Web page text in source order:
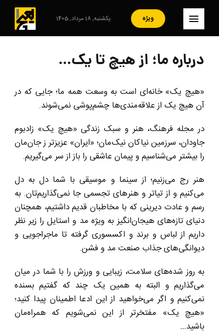
contentکنترلر
صفحه‌بندی
– ایران
– سبک زندگی
– فرهنگ و هنر
– هنرمندان
– آرشیو
– تماس با ما
ویژه یکشنبه, 18 مرداد, 1405
درباره ما؛ از هیچ تا یک…
«هیچ یک» خانه‌ای است به وسعت همه‌ ما؛ جایی که در
آن هیچ یک از علاقه‌مندی‌ها چشم‌پوشی نمی‌شوند.
در مجله فرهنگ، هنر و سبک زندگی‌ «هیچ یک» زادبوم
جاودان، سرزمین نیاکان نیک‌‌‌‌مان؛ «ایران» عزیزتر ز جان‌‌مان
را بیشتر می‌شناسیم و پیمان عاشقی را باز از سر می‌گیریم.
هنر رج می‌زنیم؛ از سینما و موسیقی با شما دل به دل
می‌کنیم و از تیاتر و هنرهای تجسمی جا نمی‌گذاریم‌تان. به
رسم و عادت دیرینی که با مخاطبان قدیم داشتیم، همچنان
دنیای تازه‌های هیجان‌انگیز به ویژه مد و استایل را زیر نظر
داریم از لباس و برند و اکسسوری گرفته تا ماجراجویی و
دیوانگی‌های جذاب صنعت مد و فشن.
به روز شده‌های سلامت، زیبایی و ورزش را با شما در میان
می‌گذاریم و البته به همین یک چند که گفتیم بسنده
نمی‌کنیم و اگر می‌خواهید از این ادعا اطمینان پیدا کنید؛
«هیچ یک» مفتخر‌تر از این نمی‌شویم که همراه‌مان
باشید…